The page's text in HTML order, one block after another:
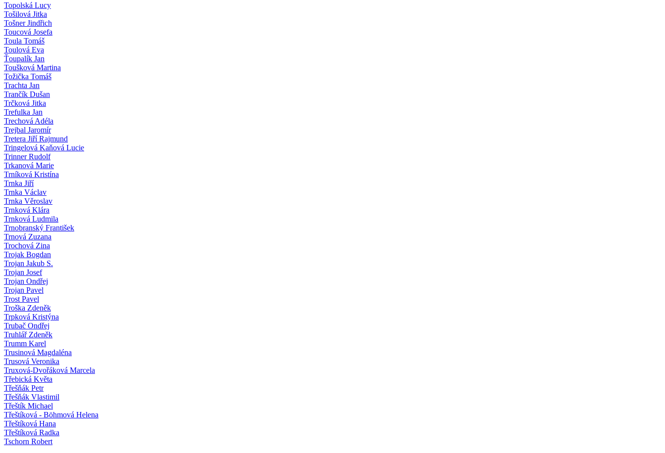
Topolská Lucy
Tošilová Jitka
Tošner Jindřich
Toucová Josefa
Toula Tomáš
Toulová Eva
Ťoupalík Jan
Toušková Martina
Tožička Tomáš
Trachta Jan
Trančík Dušan
Trčková Jitka
Trefulka Jan
Trechová Adéla
Trejbal Jaromír
Tretera Jiří Rajmund
Tringelová Kaňová Lucie
Trinner Rudolf
Trkanová Marie
Trníková Kristína
Trnka Jiří
Trnka Václav
Trnka Věroslav
Trnková Klára
Trnková Ludmila
Trnobranský František
Trnová Zuzana
Trochová Zina
Trojak Bogdan
Trojan Jakub S.
Trojan Josef
Trojan Ondřej
Trojan Pavel
Trost Pavel
Troška Zdeněk
Trpková Kristýna
Trubač Ondřej
Truhlář Zdeněk
Trumm Karel
Trusinová Magdaléna
Trusová Veronika
Truxová-Dvořáková Marcela
Třebická Květa
Třešňák Petr
Třešňák Vlastimil
Třeštík Michael
Třeštíková - Böhmová Helena
Třeštíková Hana
Třeštíková Radka
Tschorn Robert